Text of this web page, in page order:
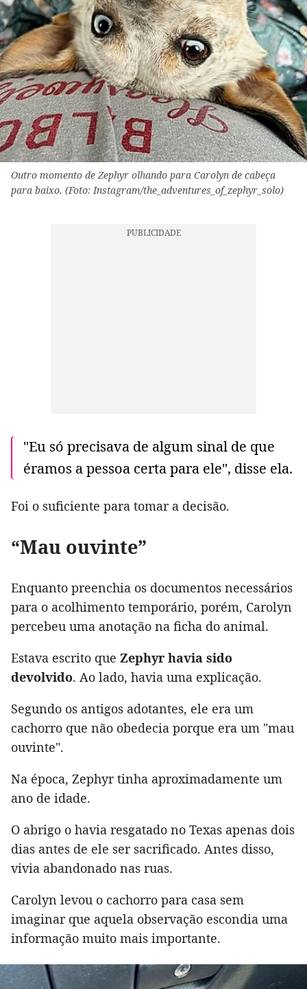
Outro momento de Zephyr olhando para Carolyn de cabeça
para baixo. (Foto: Instagram/the_adventures_of_zephyr_solo)
"Eu só precisava de algum sinal de que
éramos a pessoa certa para ele", disse ela.
Foi o suficiente para tomar a decisão.
“Mau ouvinte”
Enquanto preenchia os documentos necessários
para o acolhimento temporário, porém, Carolyn
percebeu uma anotação na ficha do animal.
Estava escrito que Zephyr havia sido
devolvido. Ao lado, havia uma explicação.
Segundo os antigos adotantes, ele era um
cachorro que não obedecia porque era um "mau
ouvinte".
Na época, Zephyr tinha aproximadamente um
ano de idade.
O abrigo o havia resgatado no Texas apenas dois
dias antes de ele ser sacrificado. Antes disso,
vivia abandonado nas ruas.
Carolyn levou o cachorro para casa sem
imaginar que aquela observação escondia uma
informação muito mais importante.